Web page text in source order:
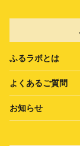
ふるラボとは
よくあるご質問
お知らせ